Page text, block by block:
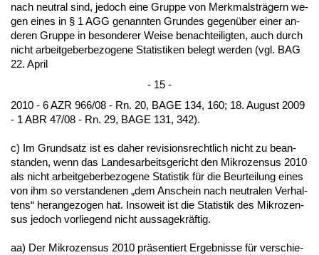
nach neu­tral sind, je­doch ei­ne Grup­pe von Merk­mal­strägern we­
gen ei­nes in § 1 AGG ge­nann­ten Grun­des ge­genüber ei­ner an­
de­ren Grup­pe in be­son­de­rer Wei­se be­nach­tei­lig­ten, auch durch
nicht ar­beit­ge­ber­be­zo­ge­ne Sta­tis­ti­ken be­legt wer­den (vgl. BAG
22. April
- 15 -
2010 - 6 AZR 966/08 - Rn. 20, BA­GE 134, 160; 18. Au­gust 2009
- 1 ABR 47/08 - Rn. 29, BA­GE 131, 342).
c) Im Grund­satz ist es da­her re­vi­si­ons­recht­lich nicht zu be­an­
stan­den, wenn das Lan­des­ar­beits­ge­richt den Mi­kro­zen­sus 2010
als nicht ar­beit­ge­ber­be­zo­ge­ne Sta­tis­tik für die Be­ur­tei­lung ei­nes
von ihm so ver­stan­de­nen „dem An­schein nach neu­tra­len Ver­hal­
tens“ her­an­ge­zo­gen hat. In­so­weit ist die Sta­tis­tik des Mi­kro­zen­
sus je­doch vor­lie­gend nicht aus­sa­ge­kräftig.
aa) Der Mi­kro­zen­sus 2010 präsen­tiert Er­geb­nis­se für ver­schie­